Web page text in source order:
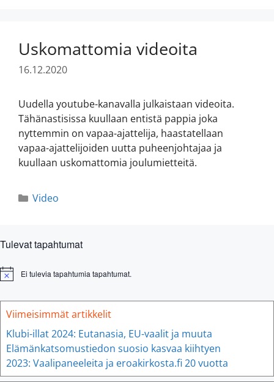
Uskomattomia videoita
16.12.2020
Uudella youtube-kanavalla julkaistaan videoita.
Tähänastisissa kuullaan entistä pappia joka
nyttemmin on vapaa-ajattelija, haastatellaan
vapaa-ajattelijoiden uutta puheenjohtajaa ja
kuullaan uskomattomia joulumietteitä.
Video
Tulevat tapahtumat
N
Ei tulevia tapahtumia tapahtumat.
Viimeisimmät artikkelit
Klubi-illat 2024: Eutanasia, EU-vaalit ja muuta
Elämänkatsomustiedon suosio kasvaa kiihtyen
2023: Vaalipaneeleita ja eroakirkosta.fi 20 vuotta